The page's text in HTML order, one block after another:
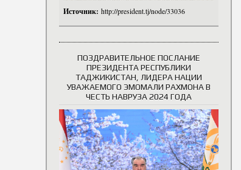
Источник: http://president.tj/node/33036
ПОЗДРАВИТЕЛЬНОЕ ПОСЛАНИЕ
ПРЕЗИДЕНТА РЕСПУБЛИКИ
ТАДЖИКИСТАН, ЛИДЕРА НАЦИИ
УВАЖАЕМОГО ЭМОМАЛИ РАХМОНА В
ЧЕСТЬ НАВРУЗА 2024 ГОДА